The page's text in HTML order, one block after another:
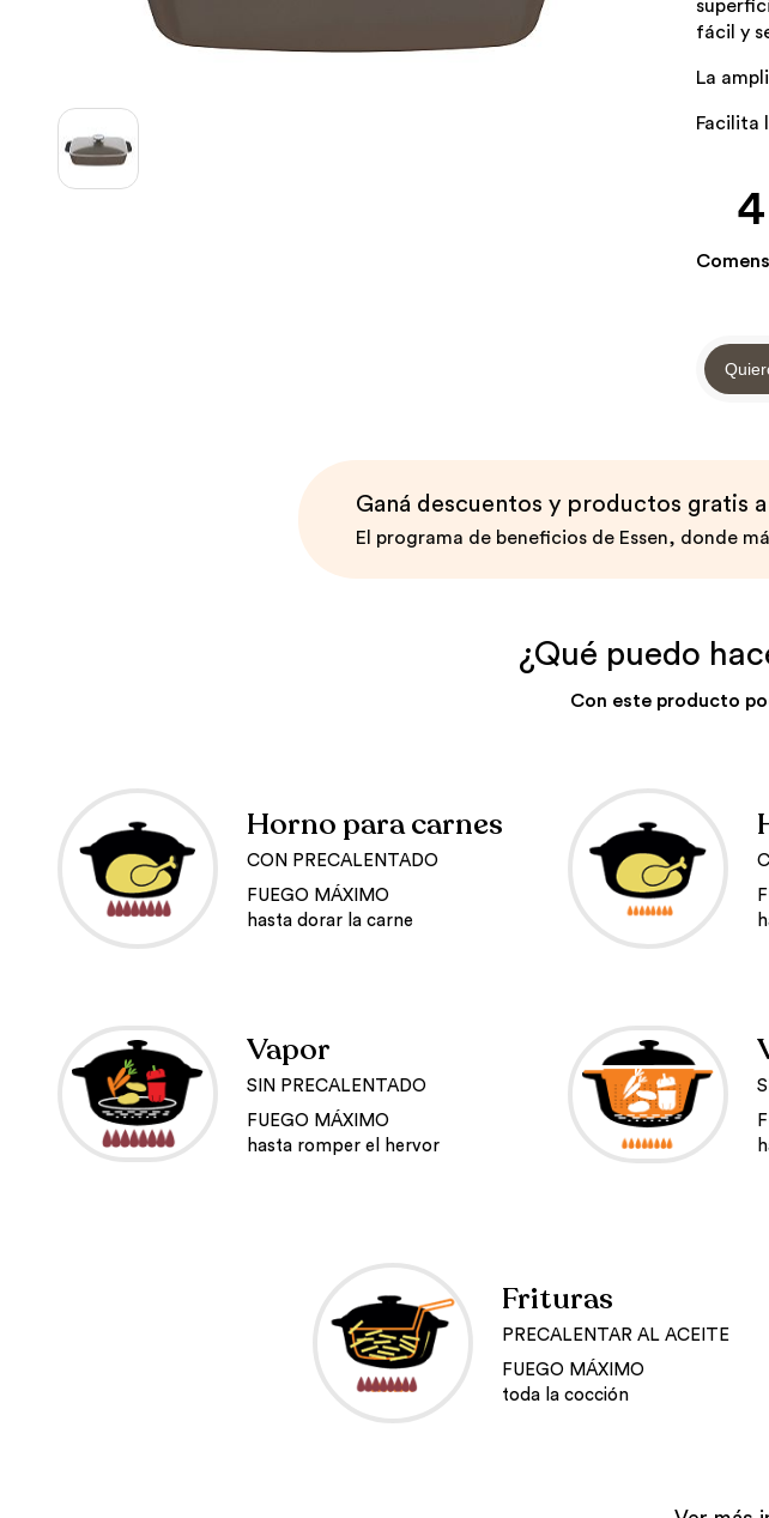
Contemporánea Terra
fácil y
La
Facilita
4
Ganá descuentos y productos gratis
El programa de beneficios de Essen, donde
¿Qué puedo
Con este producto
Horno para carnes
CON PRECALENTADO
FUEGO MÁXIMO
hasta dorar la carne
Vapor
SIN PRECALENTADO
FUEGO MÁXIMO
hasta romper el hervor
Frituras
PRECALENTAR AL ACEITE
FUEGO MÁXIMO
toda la cocción